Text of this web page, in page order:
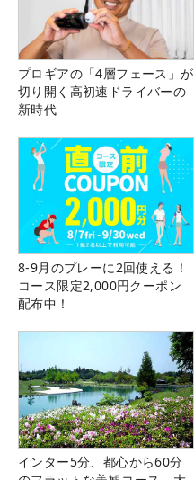
プロギアの「4層フェース」が
切り開く高初速ドライバーの
新時代
8-9月のプレーに2回使える！
コース限定2,000円クーポン
配布中！
インター5分、都心から60分